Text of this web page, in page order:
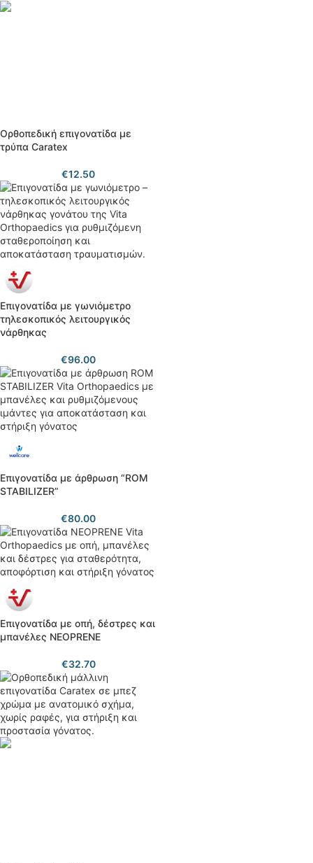
Ορθοπεδική επιγονατίδα με
τρύπα Caratex
€12.50
Επιγονατίδα με γωνιόμετρο
τηλεσκοπικός λειτουργικός
νάρθηκας
€96.00
Eπιγονατίδα με άρθρωση “ROM
STABILIZER”
€80.00
Επιγονατίδα με οπή, δέστρες και
μπανέλες NEOPRENE
€32.70